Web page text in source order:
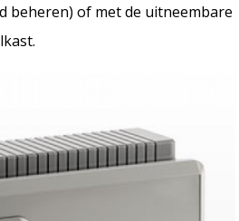
beheren) of met de uitneembare